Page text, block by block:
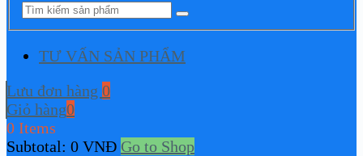
TƯ VẤN SẢN PHẨM
Lưu đơn hàng 0
Giỏ hàng0
0 Items
Subtotal: 0 VNĐ Go to Shop